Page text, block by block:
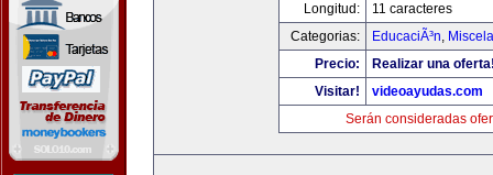
Longitud:
11 caracteres
Categorias:
EducaciÃ³n,
Precio:
Realizar una
Visitar!
videoayudas.com
Serán consideradas